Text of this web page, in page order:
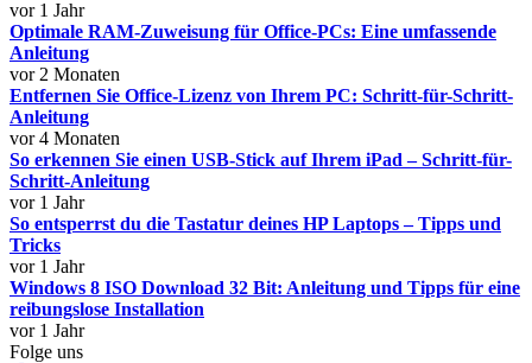
vor 1 Jahr
Optimale RAM-Zuweisung für Office-PCs: Eine umfassende
Anleitung
vor 2 Monaten
Entfernen Sie Office-Lizenz von Ihrem PC: Schritt-für-Schritt-
Anleitung
vor 4 Monaten
So erkennen Sie einen USB-Stick auf Ihrem iPad – Schritt-für-
Schritt-Anleitung
vor 1 Jahr
So entsperrst du die Tastatur deines HP Laptops – Tipps und
Tricks
vor 1 Jahr
Windows 8 ISO Download 32 Bit: Anleitung und Tipps für eine
reibungslose Installation
vor 1 Jahr
Folge uns